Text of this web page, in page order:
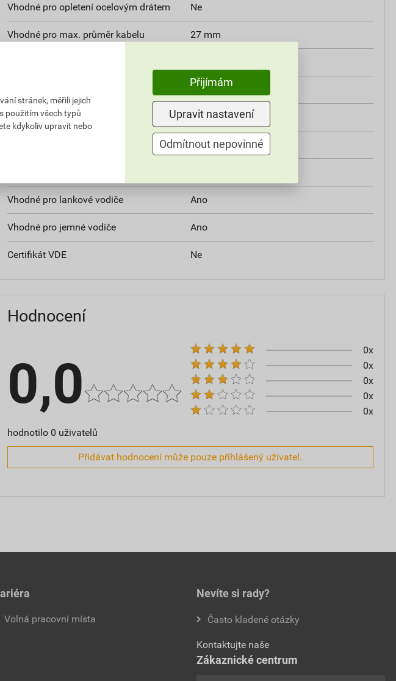
Vhodné pro opletení ocelovým drátem Ne
Vhodné pro max. průměr kabelu 27 mm
Ne
Max. průřez kabelu 150 mm²
Ne
Vhodné pro lankové vodiče Ano
Vhodné pro jemné vodiče Ano
Certifikát VDE Ne
Hodnocení
0,0
hodnotilo 0 uživatelů
0x
0x
0x
0x
0x
Přidávat hodnocení může pouze přihlášený uživatel.
Volná pracovní místa
Nevíte si rady?
Často kladené otázky
Kontaktujte naše
Zákaznické centrum
stránek, měřili jejich
použitím všech typů
kdykoliv upravit nebo
Přijímám
Upravit nastavení
Odmítnout nepovinné